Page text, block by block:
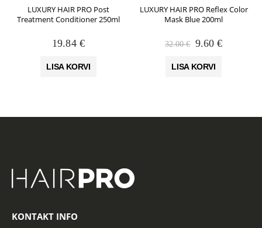
LUXURY HAIR PRO Post
Treatment Conditioner 250ml
19.84 €
LISA KORVI
LUXURY HAIR PRO Reflex Color
Mask Blue 200ml
32.00€ Algne
oli:
9.60€Praegune
LISA KORVI
KONTAKT INFO